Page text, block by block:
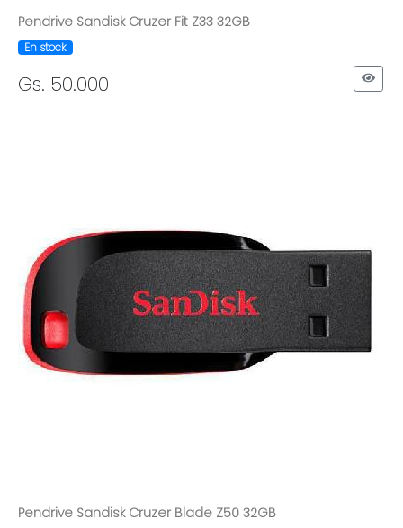
Pendrive Sandisk Cruzer Fit Z33 32GB
En stock
Gs. 50.000
Pendrive Sandisk Cruzer Blade Z50 32GB